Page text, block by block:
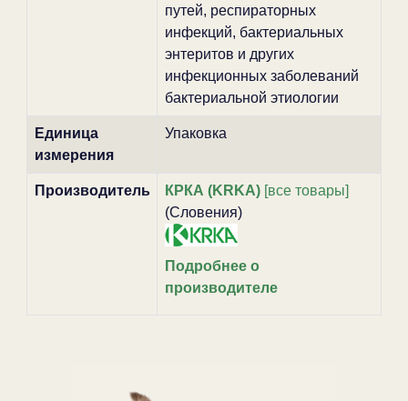
путей, респираторных
инфекций, бактериальных
энтеритов и других
инфекционных заболеваний
бактериальной этиологии
Единица
измерения
Упаковка
Производитель КРКА (KRKA)[все товары]
(Словения)
Подробнее о
производителе